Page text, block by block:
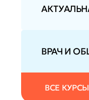
ВРАЧ И
ВСЕ